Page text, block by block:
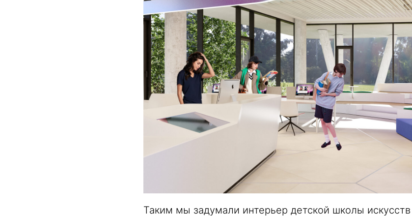
Таким мы задумали интерьер детской школы